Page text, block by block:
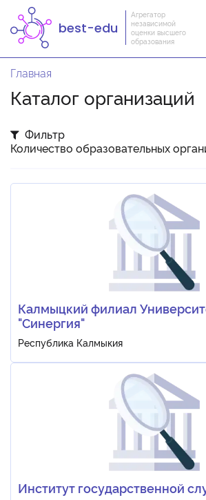
best-edu
Агрегатор
независимой
оценки высшего
образования
Главная
Каталог организаций
Фильтр
Количество образовательных
Калмыцкий филиал
"Синергия"
Республика Калмыкия
Институт государственной